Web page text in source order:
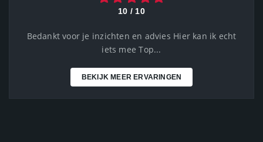
10 / 10
Bedankt voor je inzichten en advies Hier kan ik echt
iets mee Top...
BEKIJK MEER ERVARINGEN